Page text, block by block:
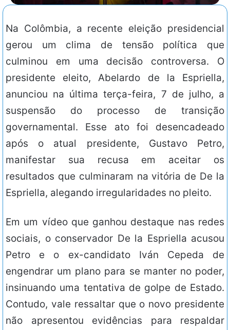
Na Colômbia, a recente eleição presidencial
gerou um clima de tensão política que
culminou em uma decisão controversa. O
presidente eleito, Abelardo de la Espriella,
anunciou na última terça-feira, 7 de julho, a
suspensão do processo de transição
governamental. Esse ato foi desencadeado
após o atual presidente, Gustavo Petro,
manifestar sua recusa em aceitar os
resultados que culminaram na vitória de De la
Espriella, alegando irregularidades no pleito.
Em um vídeo que ganhou destaque nas redes
sociais, o conservador De la Espriella acusou
Petro e o ex-candidato Iván Cepeda de
engendrar um plano para se manter no poder,
insinuando uma tentativa de golpe de Estado.
Contudo, vale ressaltar que o novo presidente
não apresentou evidências para respaldar